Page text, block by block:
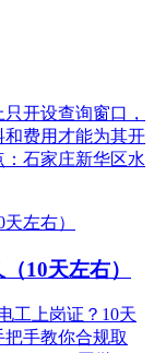
开设查询窗口，
费用才能为其开
石家庄新华区水
10天左右）
工上岗证？10天
手教你合规取